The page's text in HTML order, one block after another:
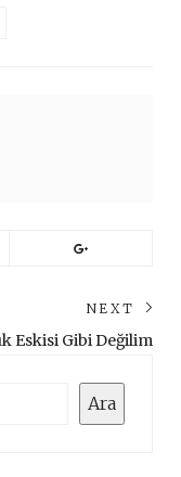
NEXT
Eskisi Gibi Değilim
Ara